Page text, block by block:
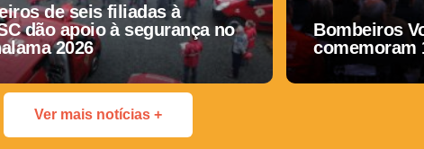
de seis filiadas à
dão apoio à segurança no
2026
Bombeiros
comemoram
Ver mais notícias +